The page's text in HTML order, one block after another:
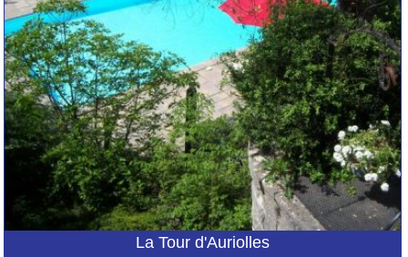
La Tour d'Auriolles